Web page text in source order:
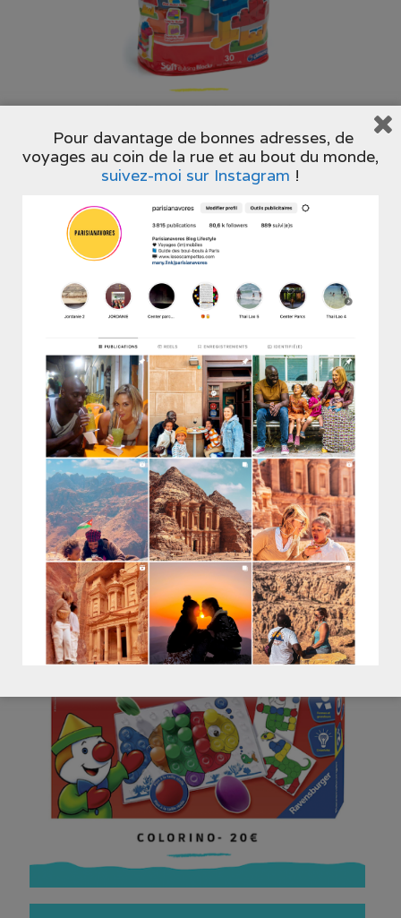
Pour davantage de bonnes adresses, de
voyages au coin de la rue et au bout du monde,
suivez-moi sur Instagram !